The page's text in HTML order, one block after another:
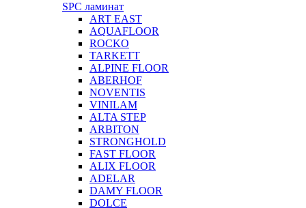
SPC ламинат
ART EAST
AQUAFLOOR
ROCKO
TARKETT
ALPINE FLOOR
ABERHOF
NOVENTIS
VINILAM
ALTA STEP
ARBITON
STRONGHOLD
FAST FLOOR
ALIX FLOOR
ADELAR
DAMY FLOOR
DOLCE